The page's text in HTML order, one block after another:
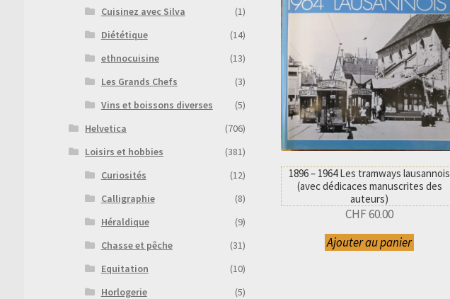
1896 – 1964 Les tramways lausannois
(avec dédicaces manuscrites des
auteurs)
CHF60.00
Ajouter au panier
Cuisinez avec Silva
(1)
Diététique
(14)
ethnocuisine
(13)
Les Grands Chefs
(3)
Vins et boissons diverses
(5)
Helvetica
(706)
Loisirs et hobbies
(381)
Curiosités
(12)
Calligraphie
(8)
Héraldique
(9)
Chasse et pêche
(31)
Equitation
(10)
Horlogerie
(5)